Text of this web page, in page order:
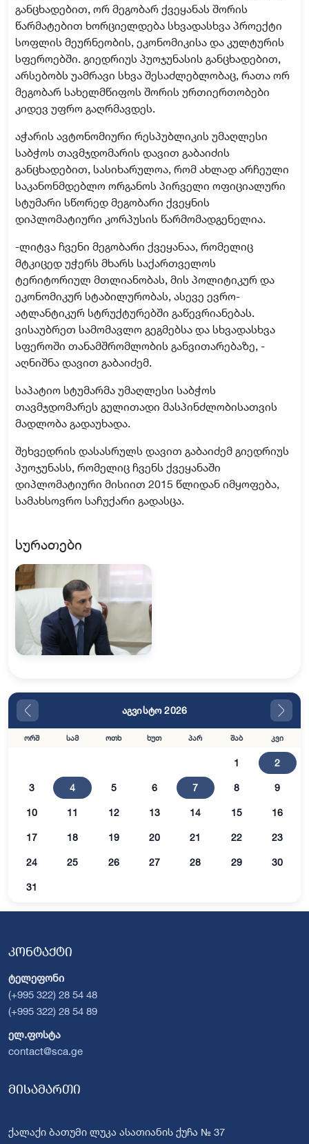
განცხადებით, ორ მეგობარ ქვეყანას შორის
წარმატებით ხორციელდება სხვადასხვა პროექტი
სოფლის მეურნეობის, ეკონომიკისა და კულტურის
სფეროებში. გიედრიუს პუოჯუნასის განცხადებით,
არსებობს უამრავი სხვა შესაძლებლობაც, რათა ორ
მეგობარ სახელმწიფოს შორის ურთიერთობები
კიდევ უფრო გაღრმავდეს.
აჭარის ავტონომიური რესპუბლიკის უმაღლესი
საბჭოს თავმჯდომარის დავით გაბაიძის
განცხადებით, სასიხარულოა, რომ ახლად არჩეული
საკანონმდებლო ორგანოს პირველი ოფიციალური
სტუმარი სწორედ მეგობარი ქვეყნის
დიპლომატიური კორპუსის წარმომადგენელია.
-ლიტვა ჩვენი მეგობარი ქვეყანაა, რომელიც
მტკიცედ უჭერს მხარს საქართველოს
ტერიტორიულ მთლიანობას, მის პოლიტიკურ და
ეკონომიკურ სტაბილურობას, ასევე ევრო-
ატლანტიკურ სტრუქტურებში გაწევრიანებას.
ვისაუბრეთ სამომავლო გეგმებსა და სხვადასხვა
სფეროში თანამშრომლობის განვითარებაზე, -
აღნიშნა დავით გაბაიძემ.
საპატიო სტუმარმა უმაღლესი საბჭოს
თავმჯდომარეს გულითადი მასპინძლობისათვის
მადლობა გადაუხადა.
შეხვედრის დასასრულს დავით გაბაიძემ გიედრიუს
პუოჯუნასს, რომელიც ჩვენს ქვეყანაში
დიპლომატიური მისიით 2015 წლიდან იმყოფება,
სამახსოვრო საჩუქარი გადასცა.
სურათები
აგვისტო 2026
ორშ სამ ოთხ ხუთ პარ შაბ კვი
1 2
3 4 5 6 7 8 9
10 11 12 13 14 15 16
17 18 19 20 21 22 23
24 25 26 27 28 29 30
31
კონტაქტი
ტელეფონი
(+995 322) 28 54 48
(+995 322) 28 54 89
ელ.ფოსტა
contact@sca.ge
მისამართი
ქალაქი ბათუმი ლუკა ასათიანის ქუჩა № 37